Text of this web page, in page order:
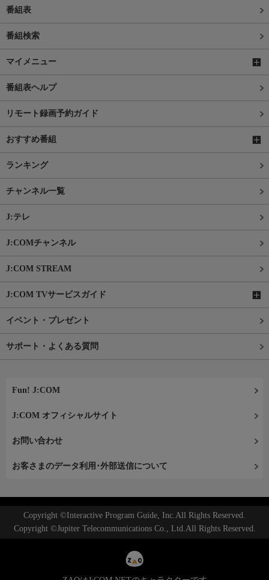
番組表
番組検索
マイメニュー
番組表ヘルプ
リモート録画予約ガイド
おすすめ番組
ランキング
チャンネル一覧
J:テレ
J:COMチャンネル
J:COM STREAM
J:COM TVサービスガイド
イベント・プレゼント
サポート・よくある質問
Fun! J:COM
J:COM オフィシャルサイト
お問い合わせ
お客さまのデータ利用･外部送信について
Copyright ©Interactive Program Guide, Inc.All Rights Reserved.
Copyright ©Jupiter Telecommunications Co., Ltd.All Rights Reserved.